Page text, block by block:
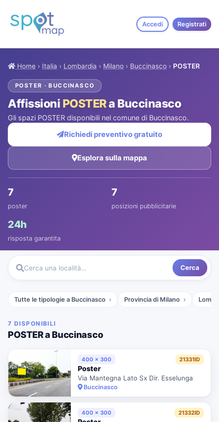
Accedi Registrati
Home › Italia › Lombardia › Milano › Buccinasco › POSTER
POSTER · BUCCINASCO
Affissioni POSTERa Buccinasco
Gli spazi POSTER disponibili nel comune di Buccinasco.
Richiedi preventivo gratuito
Esplora sulla mappa
7
poster
7
posizioni pubblicitarie
24h
risposta garantita
Cerca una località… Cerca
Tutte le tipologie a Buccinasco Provincia di Milano
7 DISPONIBILI
POSTER a Buccinasco
400 x 300 21331ID
Poster
Via Mantegna Lato Sx Dir. Esselunga
Buccinasco
400 x 300 21332ID